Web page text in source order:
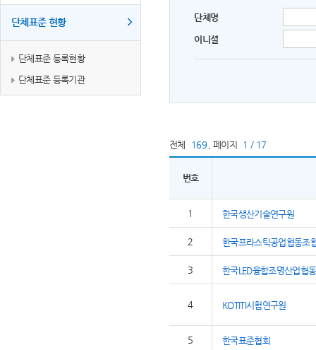
단체표준 현황
단체표준 등록현황
단체표준 등록기관
단체명
이니셜
전체 169 페이지 1 / 17
번호
1 한국생산기술연구원
2 한국프라스틱공업협동조
3 한국LED융합조명산업협
4 KOTITI시험연구원
5 한국표준협회